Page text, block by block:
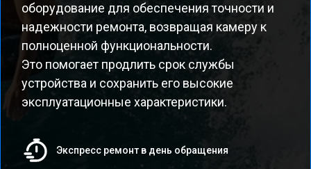
оборудование для обеспечения точности и
надежности ремонта, возвращая камеру к
полноценной функциональности.
Это помогает продлить срок службы
устройства и сохранить его высокие
эксплуатационные характеристики.
Экспресс ремонт в день обращения